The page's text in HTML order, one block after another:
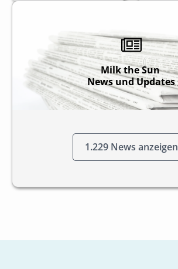
Milk the Sun
News undUpdates
1.229 News anzeigen